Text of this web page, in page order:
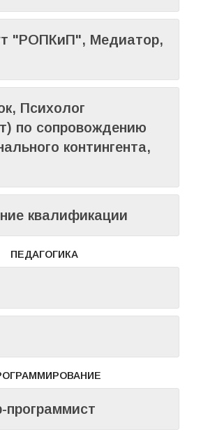
"РОПКиП", Медиатор,
Психолог
по сопровождению
контингента,
квалификации
ПЕДАГОГИКА
программист